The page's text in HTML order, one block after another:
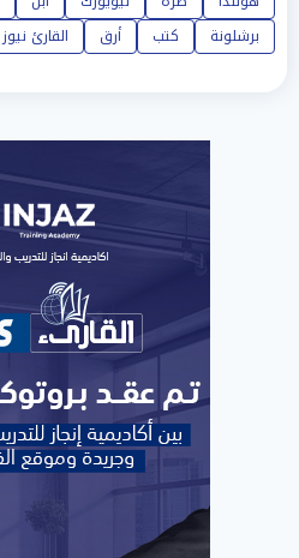
برشلونة
كتب أرق القارئ نيوز